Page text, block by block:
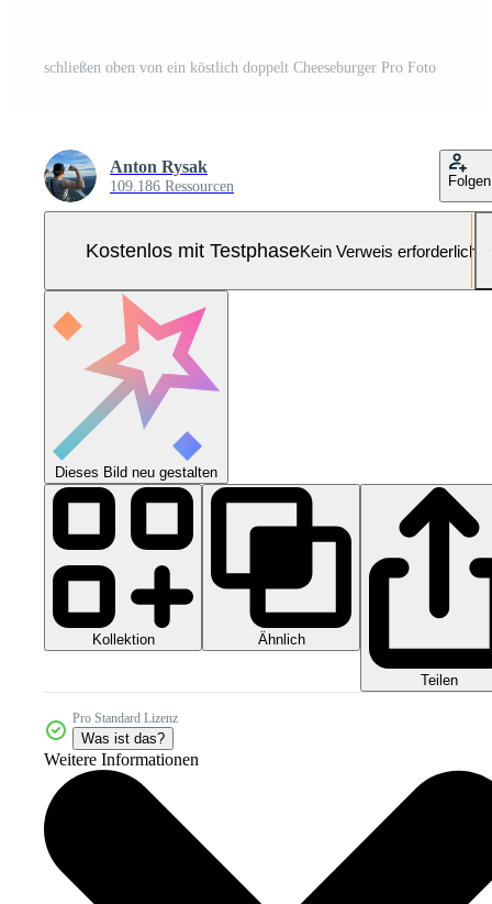
schließen oben von ein köstlich doppelt Cheeseburger Pro Foto
Anton Rysak
109.186 Ressourcen Folgen
Kostenlos mit TestphaseKein Verweis erforderlich
Dieses Bild neu gestalten
Kollektion Ähnlich
Teilen
Pro Standard Lizenz
Was ist das?
Weitere Informationen